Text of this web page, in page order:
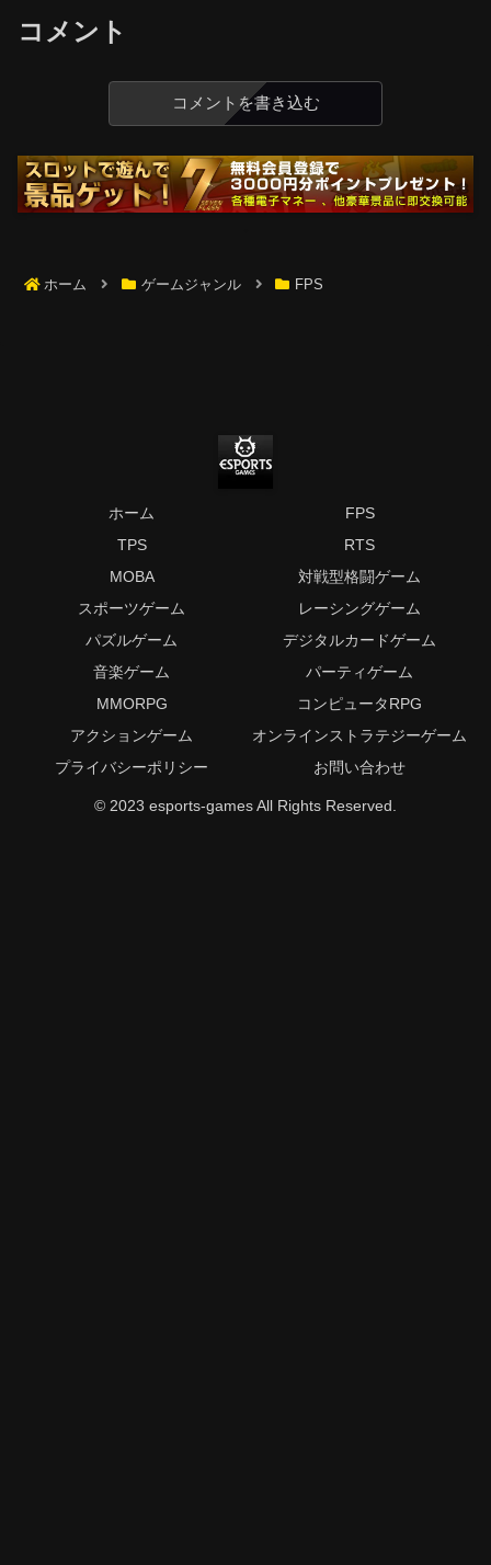
コメント
コメントを書き込む
ホーム ゲームジャンル FPS
ホーム
FPS
TPS
RTS
MOBA
対戦型格闘ゲーム
スポーツゲーム
レーシングゲーム
パズルゲーム
デジタルカードゲーム
音楽ゲーム
パーティゲーム
MMORPG
コンピュータRPG
アクションゲーム
オンラインストラテジーゲーム
プライバシーポリシー
お問い合わせ
© 2023 esports-games All Rights Reserved.